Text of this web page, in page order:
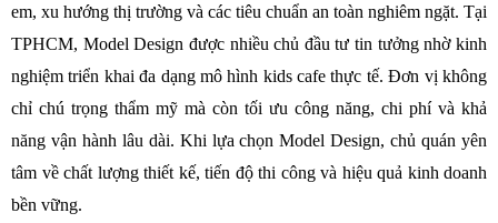
em, xu hướng thị trường và các tiêu chuẩn an toàn nghiêm ngặt. Tại
TPHCM, Model Design được nhiều chủ đầu tư tin tưởng nhờ kinh
nghiệm triển khai đa dạng mô hình kids cafe thực tế. Đơn vị không
chỉ chú trọng thẩm mỹ mà còn tối ưu công năng, chi phí và khả
năng vận hành lâu dài. Khi lựa chọn Model Design, chủ quán yên
tâm về chất lượng thiết kế, tiến độ thi công và hiệu quả kinh doanh
bền vững.